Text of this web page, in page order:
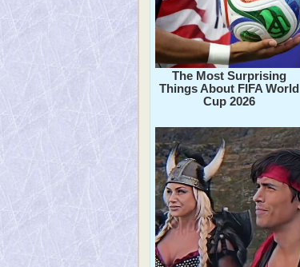
The Most Surprising
Things About FIFA World
Cup 2026